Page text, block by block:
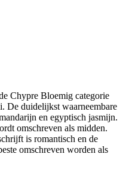
Chypre Bloemig categorie
De duidelijkst waarneembare
en egyptisch jasmijn.
omschreven als midden.
is romantisch en de
omschreven worden als